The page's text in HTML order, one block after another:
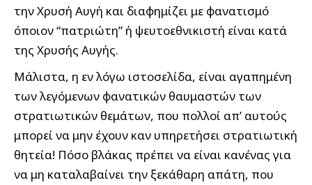
την Χρυσή Αυγή και διαφημίζει με φανατισμό
όποιον “πατριώτη” ή ψευτοεθνικιστή είναι κατά
της Χρυσής Αυγής.
Μάλιστα, η εν λόγω ιστοσελίδα, είναι αγαπημένη
των λεγόμενων φανατικών θαυμαστών των
στρατιωτικών θεμάτων, που πολλοί απ’ αυτούς
μπορεί να μην έχουν καν υπηρετήσει στρατιωτική
θητεία! Πόσο βλάκας πρέπει να είναι κανένας για
να μη καταλαβαίνει την ξεκάθαρη απάτη, που